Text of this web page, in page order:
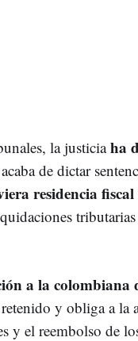
la justiciaha
de dictar
residencia
a la colombiana
y obliga a la
y el reembolso de